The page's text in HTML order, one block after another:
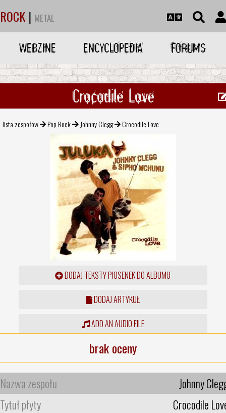
ROCK | METAL
WEBZINE ENCYCLOPEDIA FORUMS
Crocodile Love
lista zespołów Pop Rock Johnny Clegg Crocodile Love
DODAJ TEKSTY PIOSENEK DO ALBUMU
DODAJ ARTYKUŁ
ADD AN AUDIO FILE
brak oceny
Nazwa zespołu
Johnny
Tytuł płyty
Crocodile